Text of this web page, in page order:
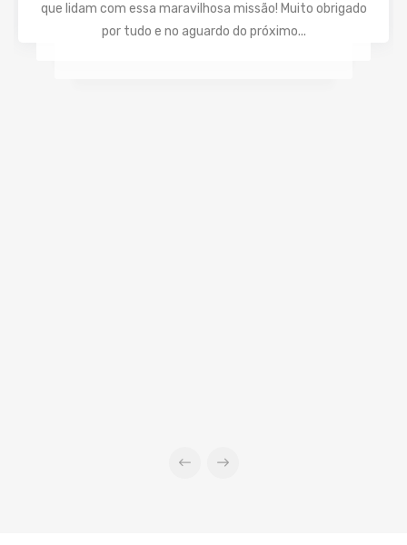
que lidam com essa maravilhosa missão! Muito obrigado
por tudo e no aguardo do próximo...